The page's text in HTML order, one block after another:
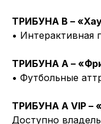
ТРИБУНА B –
• Интерактивная
ТРИБУНА А –
• Футбольные
ТРИБУНА A VIP –
Доступно